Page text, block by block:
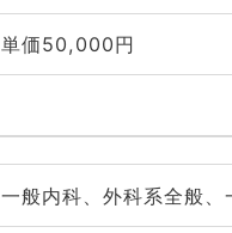
単価50,000円
一般内科、外科系全般、